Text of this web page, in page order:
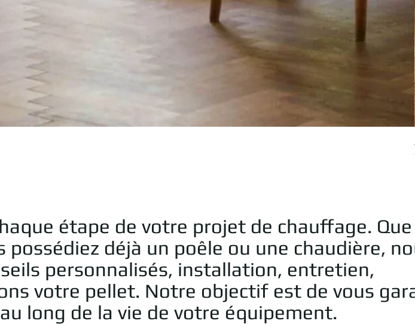
étape de votre projet de chauffage.
déjà un poêle ou une chaudière,
personnalisés, installation, entretien,
votre pellet. Notre objectif est de vous
long de la vie de votre équipement.